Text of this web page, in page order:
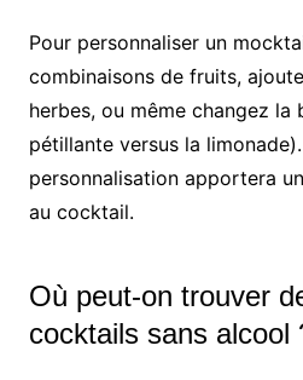
Pour personnaliser un
combinaisons de fruits,
herbes, ou même changez la
pétillante versus la
personnalisation apportera
au cocktail.
Où peut-on trouver
cocktails sans alcool